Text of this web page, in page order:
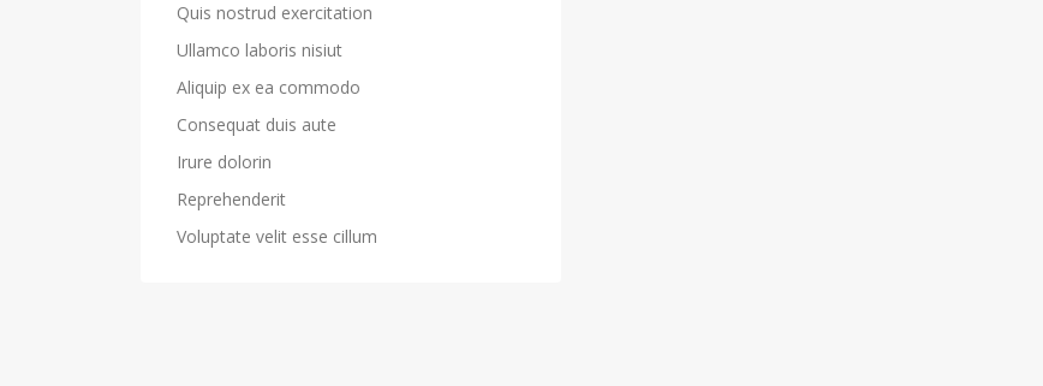
Quis nostrud exercitation
Ullamco laboris nisiut
Aliquip ex ea commodo
Consequat duis aute
Irure dolorin
Reprehenderit
Voluptate velit esse cillum